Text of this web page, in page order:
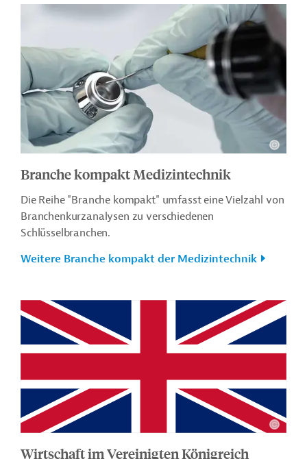
Branche kompakt Medizintechnik
Die Reihe "Branche kompakt" umfasst eine Vielzahl von
Branchenkurzanalysen zu verschiedenen
Schlüsselbranchen.
Weitere Branche kompakt der Medizintechnik
Wirtschaft im Vereinigten Königreich